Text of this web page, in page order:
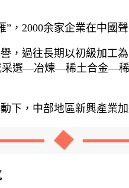
”，2000余家企業在中國
，過往長期以初級加工
選—冶煉—稀土合金—稀
下，中部地區新興產業